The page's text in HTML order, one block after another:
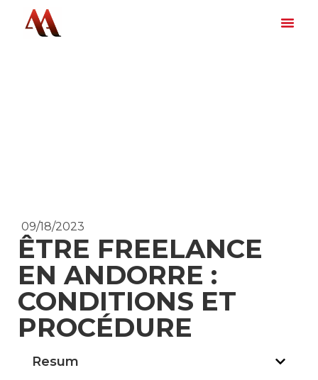
09/18/2023
ÊTRE FREELANCE
EN ANDORRE :
CONDITIONS ET
PROCÉDURE
Resum